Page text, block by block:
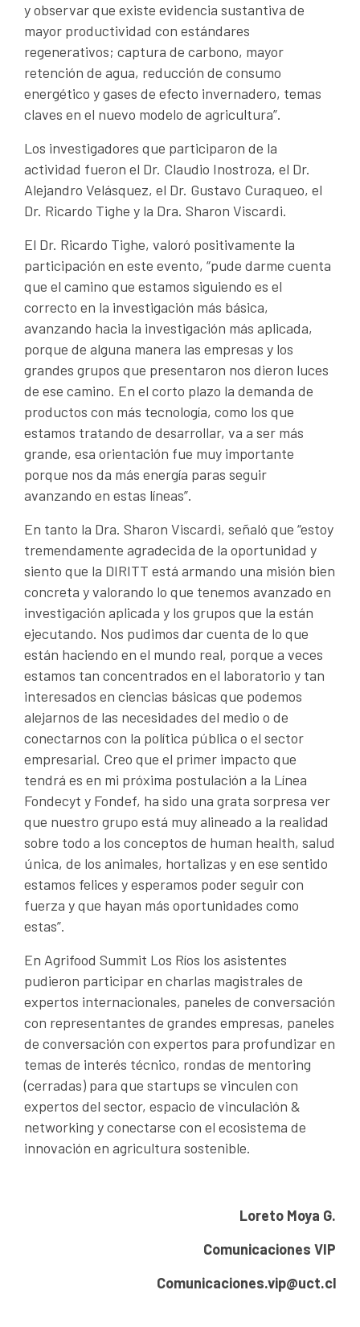
y observar que existe evidencia sustantiva de
mayor productividad con estándares
regenerativos; captura de carbono, mayor
retención de agua, reducción de consumo
energético y gases de efecto invernadero, temas
claves en el nuevo modelo de agricultura”.
Los investigadores que participaron de la
actividad fueron el Dr. Claudio Inostroza, el Dr.
Alejandro Velásquez, el Dr. Gustavo Curaqueo, el
Dr. Ricardo Tighe y la Dra. Sharon Viscardi.
El Dr. Ricardo Tighe, valoró positivamente la
participación en este evento, “pude darme cuenta
que el camino que estamos siguiendo es el
correcto en la investigación más básica,
avanzando hacia la investigación más aplicada,
porque de alguna manera las empresas y los
grandes grupos que presentaron nos dieron luces
de ese camino. En el corto plazo la demanda de
productos con más tecnología, como los que
estamos tratando de desarrollar, va a ser más
grande, esa orientación fue muy importante
porque nos da más energía paras seguir
avanzando en estas líneas”.
En tanto la Dra. Sharon Viscardi, señaló que “estoy
tremendamente agradecida de la oportunidad y
siento que la DIRITT está armando una misión bien
concreta y valorando lo que tenemos avanzado en
investigación aplicada y los grupos que la están
ejecutando. Nos pudimos dar cuenta de lo que
están haciendo en el mundo real, porque a veces
estamos tan concentrados en el laboratorio y tan
interesados en ciencias básicas que podemos
alejarnos de las necesidades del medio o de
conectarnos con la política pública o el sector
empresarial. Creo que el primer impacto que
tendrá es en mi próxima postulación a la Línea
Fondecyt y Fondef, ha sido una grata sorpresa ver
que nuestro grupo está muy alineado a la realidad
sobre todo a los conceptos de human health, salud
única, de los animales, hortalizas y en ese sentido
estamos felices y esperamos poder seguir con
fuerza y que hayan más oportunidades como
estas”.
En Agrifood Summit Los Ríos los asistentes
pudieron participar en charlas magistrales de
expertos internacionales, paneles de conversación
con representantes de grandes empresas, paneles
de conversación con expertos para profundizar en
temas de interés técnico, rondas de mentoring
(cerradas) para que startups se vinculen con
expertos del sector, espacio de vinculación &
networking y conectarse con el ecosistema de
innovación en agricultura sostenible.
Loreto Moya G.
Comunicaciones VIP
Comunicaciones.vip@uct.cl